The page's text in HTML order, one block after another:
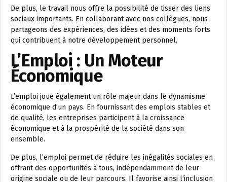
De plus, le travail nous offre la possibilité de tisser des liens
sociaux importants. En collaborant avec nos collègues, nous
partageons des expériences, des idées et des moments forts
qui contribuent à notre développement personnel.
L’Emploi : Un Moteur
Économique
L’emploi joue également un rôle majeur dans le dynamisme
économique d’un pays. En fournissant des emplois stables et
de qualité, les entreprises participent à la croissance
économique et à la prospérité de la société dans son
ensemble.
De plus, l’emploi permet de réduire les inégalités sociales en
offrant des opportunités à tous, indépendamment de leur
origine sociale ou de leur parcours. Il favorise ainsi l’inclusion